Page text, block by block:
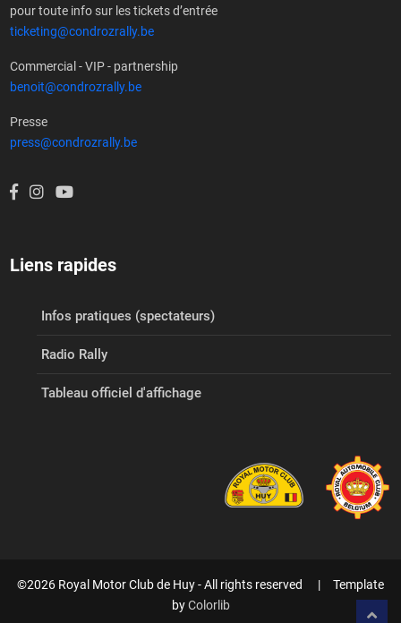
pour toute info sur les tickets d’entrée
ticketing@condrozrally.be
Commercial - VIP - partnership
benoit@condrozrally.be
Presse
press@condrozrally.be
Liens rapides
Infos pratiques (spectateurs)
Radio Rally
Tableau officiel d'affichage
©2026 Royal Motor Club de Huy - All rights reserved | Template
byColorlib